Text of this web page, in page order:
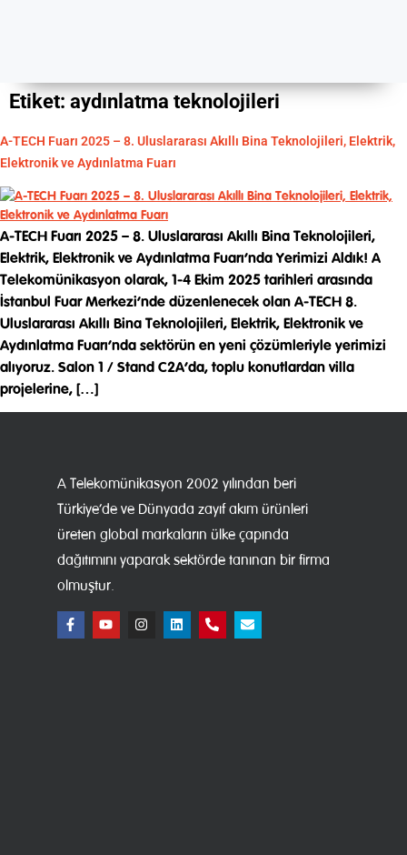
Etiket: aydınlatma teknolojileri
A-TECH Fuarı 2025 – 8. Uluslararası Akıllı Bina Teknolojileri, Elektrik,
Elektronik ve Aydınlatma Fuarı
A-TECH Fuarı 2025 – 8. Uluslararası Akıllı Bina Teknolojileri,
Elektrik, Elektronik ve Aydınlatma Fuarı’nda Yerimizi Aldık! A
Telekomünikasyon olarak, 1-4 Ekim 2025 tarihleri arasında
İstanbul Fuar Merkezi‘nde düzenlenecek olan A-TECH 8.
Uluslararası Akıllı Bina Teknolojileri, Elektrik, Elektronik ve
Aydınlatma Fuarı’nda sektörün en yeni çözümleriyle yerimizi
alıyoruz. Salon 1 / Stand C2A‘da, toplu konutlardan villa
projelerine, […]
A Telekomünikasyon 2002 yılından beri
Türkiye’de ve Dünyada zayıf akım ürünleri
üreten global markaların ülke çapında
dağıtımını yaparak sektörde tanınan bir firma
olmuştur.